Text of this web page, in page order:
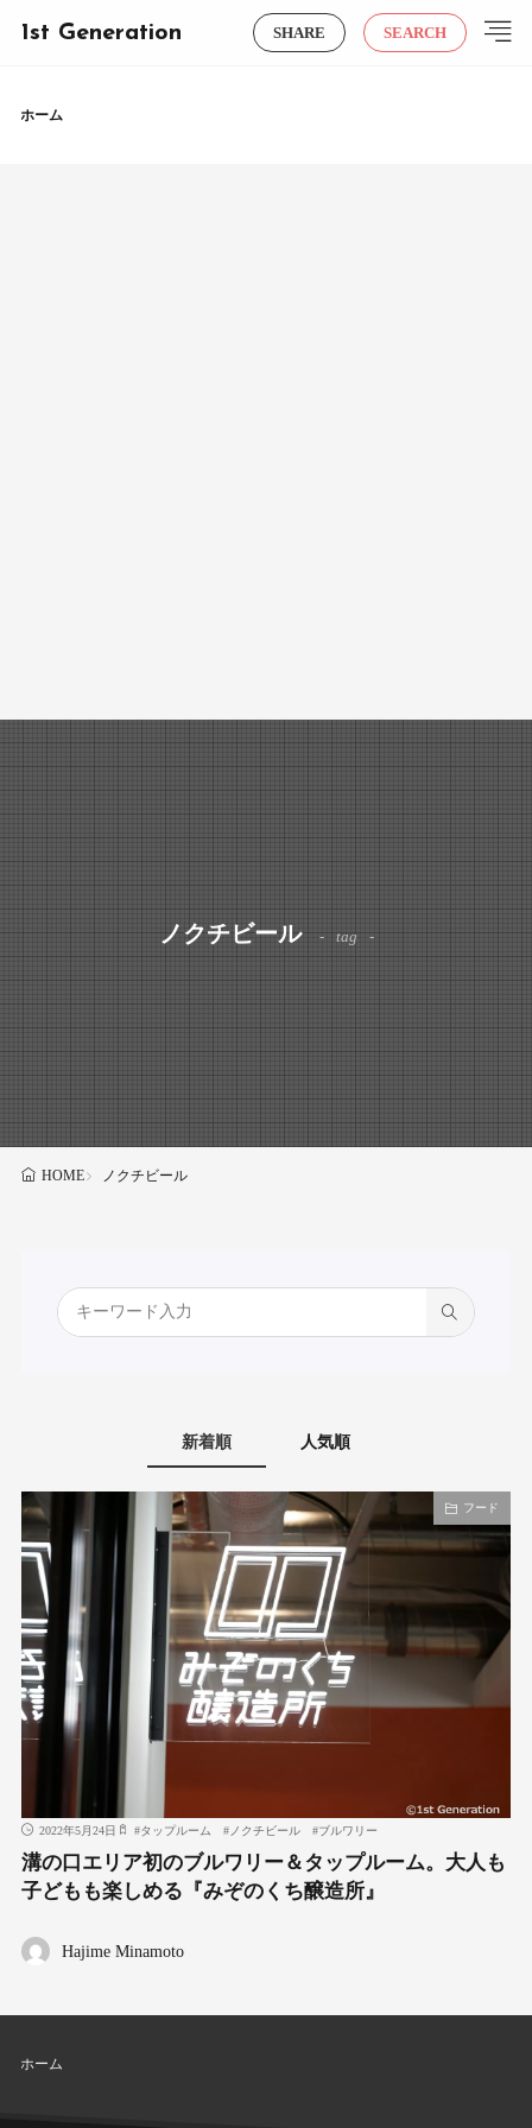
1st Generation SHARE SEARCH
ホーム
ノクチビール tag
HOME ノクチビール
新着順 人気順
フード
2022年5月24日 #タップルーム #ノクチビール #ブルワリー
溝の口エリア初のブルワリー＆タップルーム。大人も
子どもも楽しめる『みぞのくち醸造所』
Hajime Minamoto
ホーム